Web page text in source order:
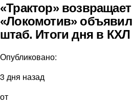
«Трактор»
«Локомотив» объявил
штаб. Итоги дня в КХЛ
Опубликовано:
3 дня назад
от